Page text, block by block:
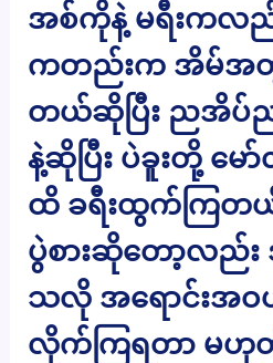
အစ်ကိုနဲ့ မရီးကလည်
ကတည်းက အိမ်အ
တယ်ဆိုပြီး ညအိပ်
နဲ့ဆိုပြီး ပဲခူးတို့ မ
ထိ ခရီးထွက်ကြတ
ပွဲစားဆိုတော့လည်း
သလို အရောင်းအ
လိုက်ကြရတာ မဟု